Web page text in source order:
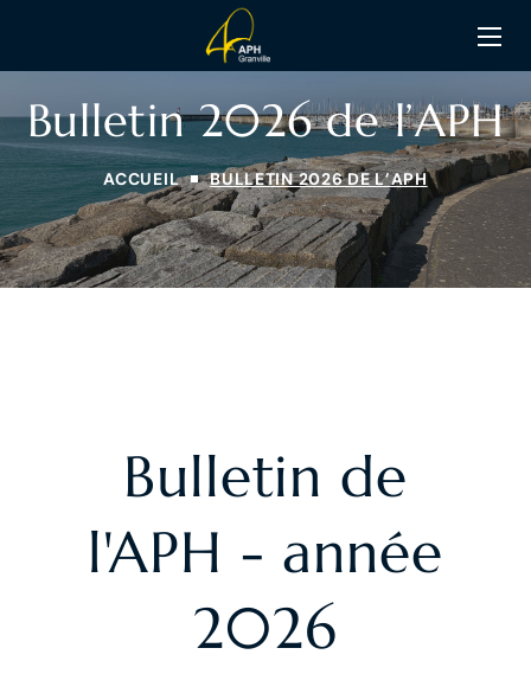
Bulletin 2026 de l’APH
ACCUEIL BULLETIN 2026 DE L’APH
Bulletin de
l'APH - année
2026